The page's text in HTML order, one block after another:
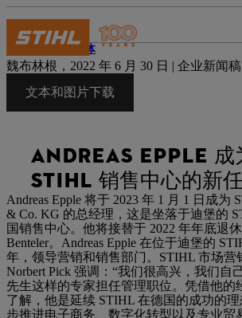
新闻媒体
魏布林根，2022 年 6 月 30 日 | 企业新闻稿
文本和图片下载
ANDREAS EPPLE 成
STIHL 销售中心的新
Andreas Epple 将于 2023 年 1 月 1 日成为
& Co. KG 的总经理，这是坐落于迪堡的
国销售中心。他将接替于 2022 年年底退
Benteler。Andreas Epple 在位于迪堡的
年，领导营销和销售部门。STIHL 市场营
Norbert Pick 强调：“我们很高兴，我们自
先生这样的专家担任管理职位。凭借他的
了解，他是延续 STIHL 在德国的成功的
步推进电子商务、数字化转型以及专业贸